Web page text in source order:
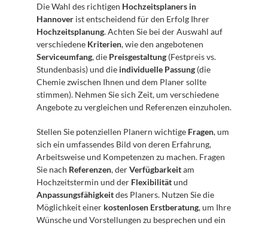
Die Wahl des richtigen Hochzeitsplaners in
Hannover
Hochzeitsplanung. Achten Sie bei der Auswahl auf
verschiedene Kriterien
Serviceumfang, die Preisgestaltung (Festpreis vs.
Stundenbasis) und die individuelle Passung (die
Chemie zwischen Ihnen und dem Planer sollte
stimmen). Nehmen Sie sich Zeit, um verschiedene
Angebote zu vergleichen und Referenzen einzuholen.
Stellen Sie potenziellen Planern wichtige Fragen, um
sich ein umfassendes Bild von deren Erfahrung,
Arbeitsweise und Kompetenzen zu machen. Fragen
Sie nach Referenzen, der Verfügbarkeit am
Hochzeitstermin und der Flexibilität
Anpassungsfähigkeit des Planers. Nutzen Sie die
Möglichkeit einer kostenlosen Erstberatung, um Ihre
Wünsche und Vorstellungen zu besprechen und ein